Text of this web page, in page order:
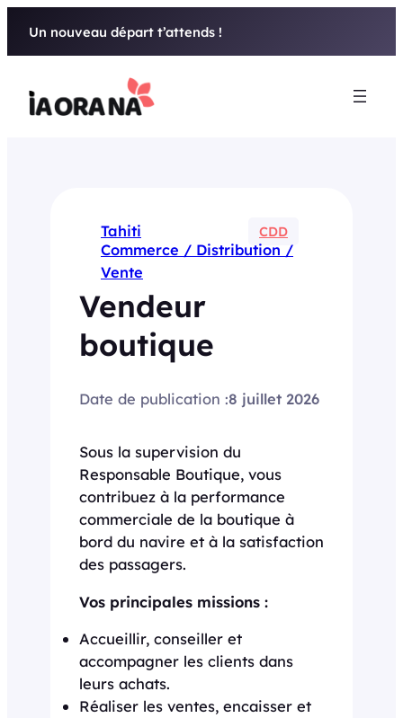
Un nouveau départ t’attends !
Tahiti CDD
Commerce / Distribution /
Vente
Vendeur
boutique
Date de publication :8 juillet 2026
Sous la supervision du
Responsable Boutique, vous
contribuez à la performance
commerciale de la boutique à
bord du navire et à la satisfaction
des passagers.
Vos principales missions :
Accueillir, conseiller et
accompagner les clients dans
leurs achats.
Réaliser les ventes, encaisser et